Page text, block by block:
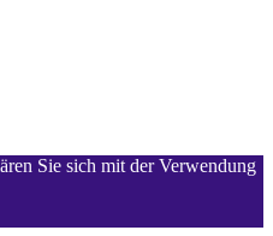
Sie sich mit der Verwendung